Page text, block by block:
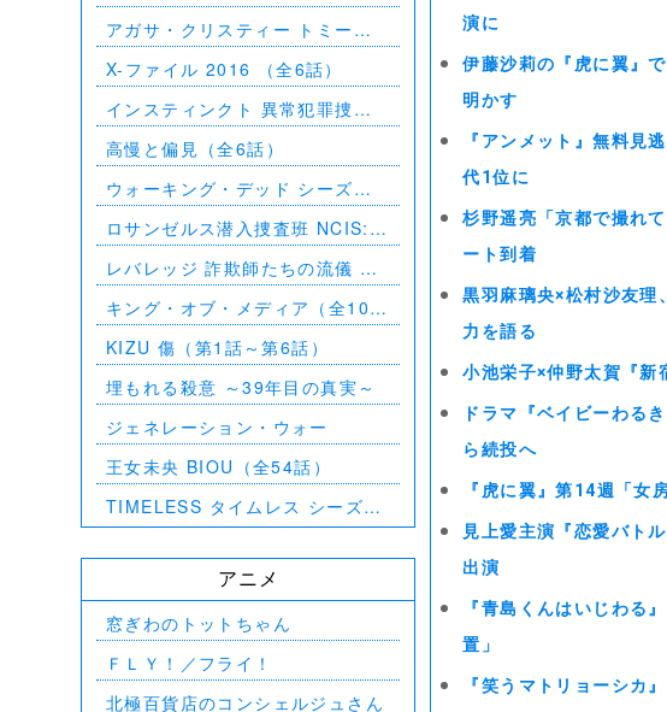
演に
伊藤沙莉の『虎に翼』
明かす
『アンメット』無料見
代1位に
杉野遥亮「京都で撮れ
ート到着
黒羽麻璃央×松村沙友
力を語る
小池栄子×仲野太賀『
ドラマ『ベイビーわる
ら続投へ
『虎に翼』第14週「
見上愛主演『恋愛バト
出演
『青島くんはいじわる
置」
『笑うマトリョーシカ
アガサ・クリスティー トミーと
タペンス －2人で探偵を－
X-ファイル 2016 （全6話）
インスティンクト 異常犯罪捜査
シーズン1（全13話）
高慢と偏見（全6話）
ウォーキング・デッド シーズン
8（第1話～第16話）
ロサンゼルス潜入捜査班 NCIS:
Los Angeles シーズン5（第2話
～第24話）
レバレッジ 詐欺師たちの流儀 シ
ーズン1（全13話）
キング・オブ・メディア（全10
話）
KIZU 傷（第1話～第6話）
埋もれる殺意 ～39年目の真実～
ジェネレーション・ウォー
王女未央 BIOU（全54話）
TIMELESS タイムレス シーズン
1（全16話）
アニメ
窓ぎわのトットちゃん
ＦＬＹ！／フライ！
北極百貨店のコンシェルジュさん